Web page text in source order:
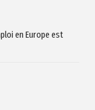
en Europe est